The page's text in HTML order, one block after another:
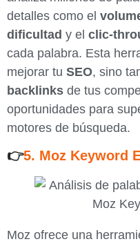
detalles como el
dificultad y el clic-
cada palabra. Esta
mejorar tu SEO, sino
backlinks de tus
oportunidades para
motores de búsqueda.
👉5. Moz Keyword
Moz ofrece una